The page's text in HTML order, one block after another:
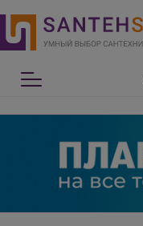
Сантехника
Мебель для ванной